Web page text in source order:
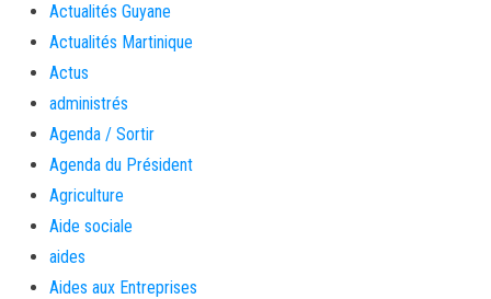
Actualités Guyane
Actualités Martinique
Actus
administrés
Agenda / Sortir
Agenda du Président
Agriculture
Aide sociale
aides
Aides aux Entreprises